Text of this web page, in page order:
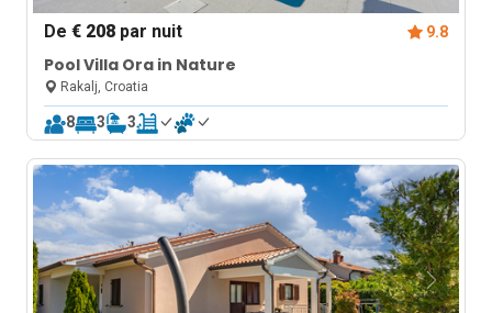
De€ 208 par nuit 9.8
Pool Villa Ora in Nature
Rakalj, Croatia
8 3 3